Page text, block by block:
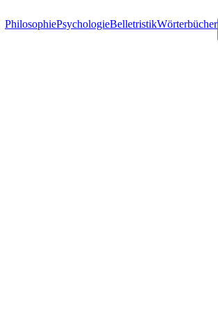
PhilosophiePsychologieBelletristikWörterbücher